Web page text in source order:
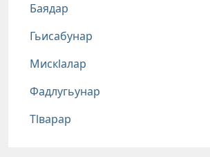
Баядар
Гьисабунар
Мискlалар
Фадлугьунар
Тlварар